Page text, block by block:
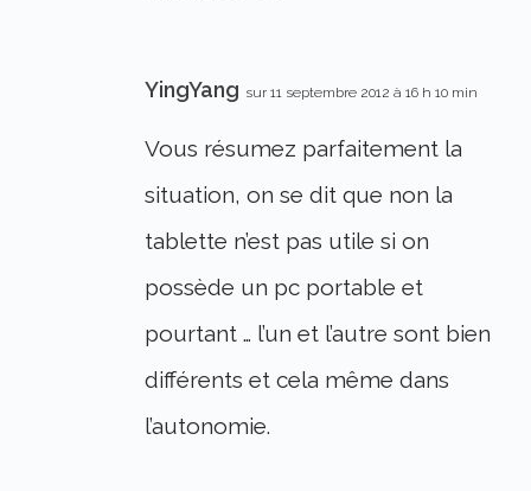
YingYang sur 11 septembre 2012 à 16 h 10 min
Vous résumez parfaitement la
situation, on se dit que non la
tablette n’est pas utile si on
possède un pc portable et
pourtant … l’un et l’autre sont bien
différents et cela même dans
l’autonomie.